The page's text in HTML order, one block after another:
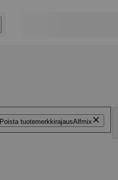
Poista tuotemerkkirajausAlfmix